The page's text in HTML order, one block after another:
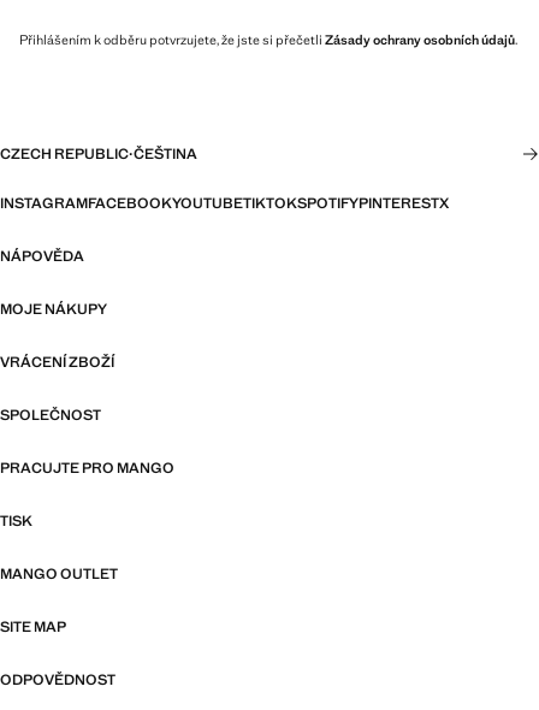
Přihlášením k odběru potvrzujete, že jste si přečetli Zásady ochrany osobních údajů.
CZECH REPUBLIC·ČEŠTINA
INSTAGRAMFACEBOOKYOUTUBETIKTOKSPOTIFYPINTERESTX
NÁPOVĚDA
MOJE NÁKUPY
VRÁCENÍ ZBOŽÍ
SPOLEČNOST
PRACUJTE PRO MANGO
TISK
MANGO OUTLET
SITE MAP
ODPOVĚDNOST